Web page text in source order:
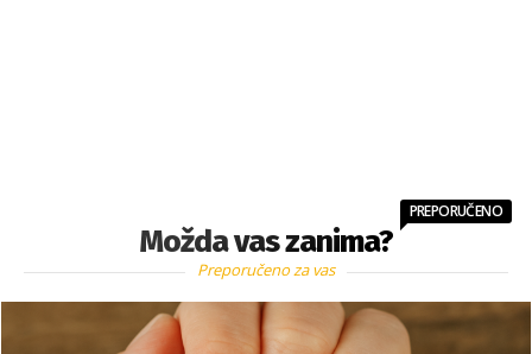
Možda vas zanima?
PREPORUČENO
Preporučeno za vas